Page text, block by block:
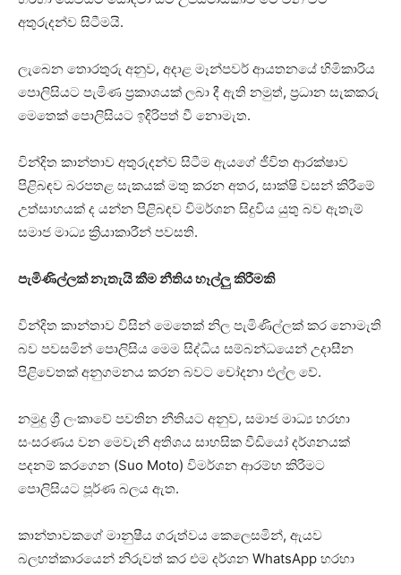
අතුරුදන්ව සිටීමයි.
ලැබෙන තොරතුරු අනුව, අදාළ මෑන්පවර් ආයතනයේ හිමිකාරිය
පොලිසියට පැමිණ ප්‍රකාශයක් ලබා දී ඇති නමුත්, ප්‍රධාන සැකකරු
මෙතෙක් පොලිසියට ඉදිරිපත් වී නොමැත.
වින්දිත කාන්තාව අතුරුදන්ව සිටීම ඇයගේ ජීවිත ආරක්ෂාව
පිළිබඳව බරපතළ සැකයක් මතු කරන අතර, සාක්ෂි වසන් කිරීමේ
උත්සාහයක් ද යන්න පිළිබඳව විමර්ශන සිදුවිය යුතු බව ඇතැම්
සමාජ මාධ්‍ය ක්‍රියාකාරීන් පවසති.
පැමිණිල්ලක් නැතැයි කීම නීතිය හෑල්ලු කිරීමකි
වින්දිත කාන්තාව විසින් මෙතෙක් නිල පැමිණිල්ලක් කර නොමැති
බව පවසමින් පොලිසිය මෙම සිද්ධිය සම්බන්ධයෙන් උදාසීන
පිළිවෙතක් අනුගමනය කරන බවට චෝදනා එල්ල වේ.
නමුදු ශ්‍රී ලංකාවේ පවතින නීතියට අනුව, සමාජ මාධ්‍ය හරහා
සංසරණය වන මෙවැනි අතිශය සාහසික වීඩියෝ දර්ශනයක්
පදනම් කරගෙන (Suo Moto) විමර්ශන ආරම්භ කිරීමට
පොලිසියට පූර්ණ බලය ඇත.
කාන්තාවකගේ මානුෂීය ගරුත්වය කෙලෙසමින්, ඇයව
බලහත්කාරයෙන් නිරුවත් කර එම දර්ශන WhatsApp හරහා